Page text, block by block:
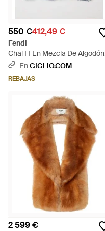
550 €412,49 €
Fendi
Chal Ff En Mezcla De Algodón
Y Lana Jacquard - Azul
EnGIGLIO.COM
REBAJAS
2 599 €